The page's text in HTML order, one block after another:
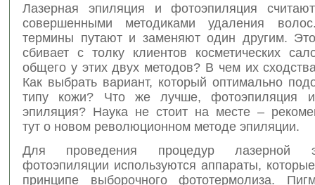
Лазерная эпиляция и фотоэпиляция
совершенными методиками удаления
термины путают и заменяют один другим.
сбивает с толку клиентов косметических
общего у этих двух методов? В чем их
Как выбрать вариант, который оптимально
типу кожи? Что же лучше, фотоэпиляция
эпиляция? Наука не стоит на месте –
тут о новом революционном методе эпиляции.
Для проведения процедур лазерной
фотоэпиляции используются аппараты,
принципе выборочного фототермолиза.